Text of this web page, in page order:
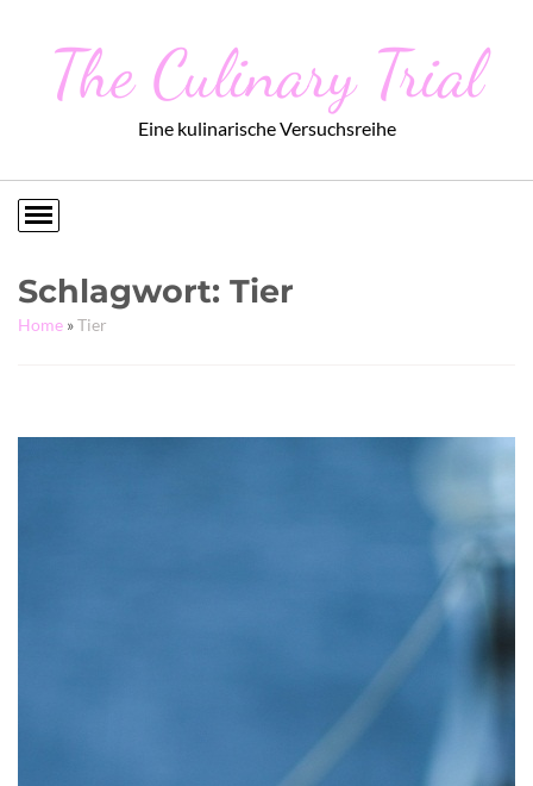
The Culinary Trial
Eine kulinarische Versuchsreihe
Schlagwort: Tier
Home »Tier